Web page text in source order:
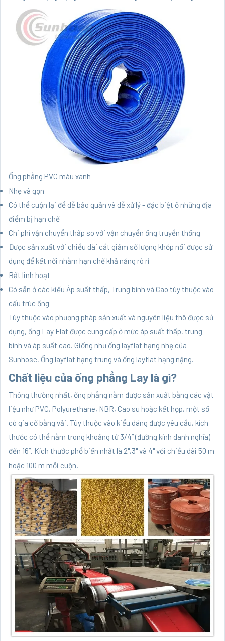
Ống phẳng PVC màu xanh
Nhẹ và gọn
Có thể cuộn lại để dễ bảo quản và dễ xử lý - đặc biệt ở những địa
điểm bị hạn chế
Chi phí vận chuyển thấp so với vận chuyển ống truyền thống
Được sản xuất với chiều dài cắt giảm số lượng khớp nối được sử
dụng để kết nối nhằm hạn chế khả năng rò rỉ
Rất linh hoạt
Có sẵn ở các kiểu Áp suất thấp, Trung bình và Cao tùy thuộc vào
cấu trúc ống
Tùy thuộc vào phương pháp sản xuất và nguyên liệu thô được sử
dụng, ống Lay Flat được cung cấp ở mức áp suất thấp, trung
bình và áp suất cao. Giống như ống layflat hạng nhẹ của
Sunhose, Ống layflat hạng trung và ống layflat hạng nặng.
Chất liệu của ống phẳng Lay là gì?
Thông thường nhất, ống phẳng nằm được sản xuất bằng các vật
liệu như PVC, Polyurethane, NBR, Cao su hoặc kết hợp, một số
có gia cố bằng vải. Tùy thuộc vào kiểu dáng được yêu cầu, kích
thước có thể nằm trong khoảng từ 3/4” (đường kính danh nghĩa)
đến 16”. Kích thước phổ biến nhất là 2",3" và 4" với chiều dài 50 m
hoặc 100 m mỗi cuộn.